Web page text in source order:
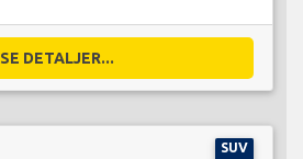
SE DETALJER...
SUV